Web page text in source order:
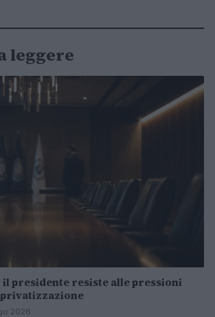
leggere
il presidente resiste alle pressioni
2026